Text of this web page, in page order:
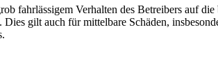
fahrlässigem Verhalten des Betreibers auf die
gilt auch für mittelbare Schäden,